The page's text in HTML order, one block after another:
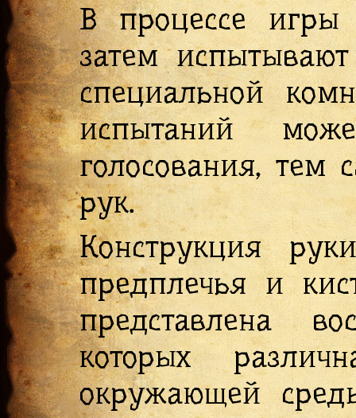
В процессе игры
затем
специальной
испытаний
голосования, тем
рук.
Конструкция
предплечья и
представлена
которых
окружающей